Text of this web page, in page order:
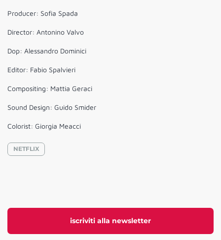
iscriviti alla newsletter
Producer: Sofia Spada
Director: Antonino Valvo
Dop: Alessandro Dominici
Editor: Fabio Spalvieri
Compositing: Mattia Geraci
Sound Design: Guido Smider
Colorist: Giorgia Meacci
NETFLIX